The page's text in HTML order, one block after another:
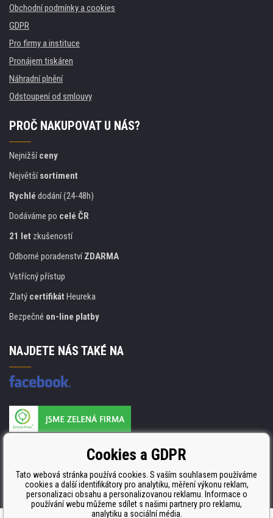
Obchodní podmínky a cookies
GDPR
Pro firmy a instituce
Pronájem tiskáren
Náhradní plnění
Odstoupení od smlouvy
PROČ NAKUPOVAT U NÁS?
Nejnižšíceny
Největšísortiment
Rychlé dodání (24-48h)
Dodáváme po celé ČR
21 let zkušeností
Odborné poradenstvíZDARMA
Vstřícný přístup
Zlatý certifikát Heureka
Bezpečné on-line platby
NAJDETE NÁS TAKÉ NA
ISO 9001. ISO 14001 a STMC.Cookies a GDPR
Tato webová stránka používá cookies. S vaším souhlasem používáme
cookies a další identifikátory pro analytiku, měření výkonu reklam,
personalizaci obsahu a personalizovanou reklamu. Informace o
používání webu můžeme sdílet s našimi partnery pro reklamu,
analytiku a sociální média.